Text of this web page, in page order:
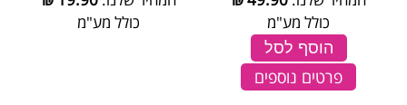
כולל מע"מ
הוסף לסל
פרטים נוספים
כולל מע"מ